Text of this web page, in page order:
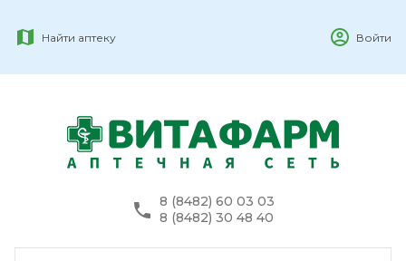
Найти аптеку Войти
8 (8482) 60 03 03
8 (8482) 30 48 40